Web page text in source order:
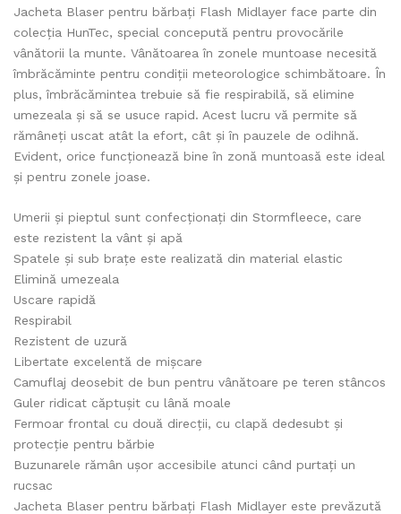
Jacheta Blaser pentru bărbați Flash Midlayer face parte din
colecția HunTec, special concepută pentru provocările
vânătorii la munte. Vânătoarea în zonele muntoase necesită
îmbrăcăminte pentru condiții meteorologice schimbătoare. În
plus, îmbrăcămintea trebuie să fie respirabilă, să elimine
umezeala și să se usuce rapid. Acest lucru vă permite să
rămâneți uscat atât la efort, cât și în pauzele de odihnă.
Evident, orice funcționează bine în zonă muntoasă este ideal
și pentru zonele joase.
Umerii și pieptul sunt confecționați din Stormfleece, care
este rezistent la vânt și apă
Spatele și sub brațe este realizată din material elastic
Elimină umezeala
Uscare rapidă
Respirabil
Rezistent de uzură
Libertate excelentă de mișcare
Camuflaj deosebit de bun pentru vânătoare pe teren stâncos
Guler ridicat căptușit cu lână moale
Fermoar frontal cu două direcții, cu clapă dedesubt și
protecție pentru bărbie
Buzunarele rămân ușor accesibile atunci când purtați un
rucsac
Jacheta Blaser pentru bărbați Flash Midlayer este prevăzută